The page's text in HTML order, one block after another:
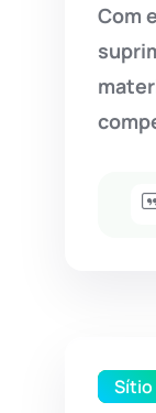
Com
Sítio